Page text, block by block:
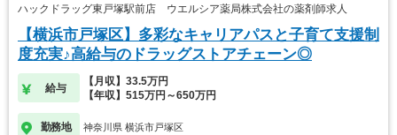
ハックドラッグ東戸塚駅前店 ウエルシア薬局株式会社の薬剤師求人
【横浜市戸塚区】多彩なキャリアパスと子育て支援制
度充実♪高給与のドラッグストアチェーン◎
給与
【月収】33.5万円
【年収】515万円～650万円
勤務地 神奈川県 横浜市戸塚区